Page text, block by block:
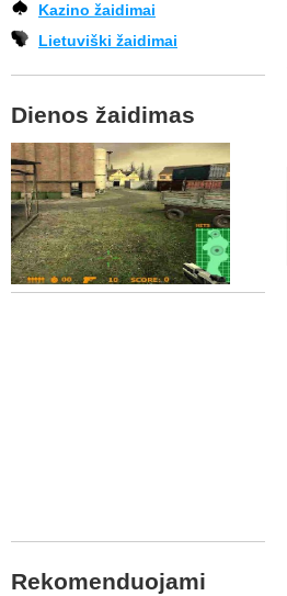
Kazino žaidimai
Lietuviški žaidimai
Dienos žaidimas
Rekomenduojami